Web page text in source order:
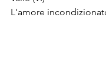
L'amore